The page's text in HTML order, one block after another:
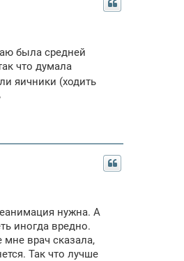
была средней
что думала
яичники (ходить
нужна. А
иногда вредно.
врач сказала,
Так что лучше